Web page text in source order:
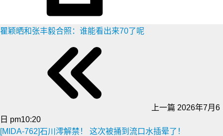
瞿颖晒和张丰毅合照：谁能看出来70了呢
上一篇 2026年7月6
日 pm10:20
[MIDA-762]石川澪解禁！ 这次被捅到流口水插晕了！